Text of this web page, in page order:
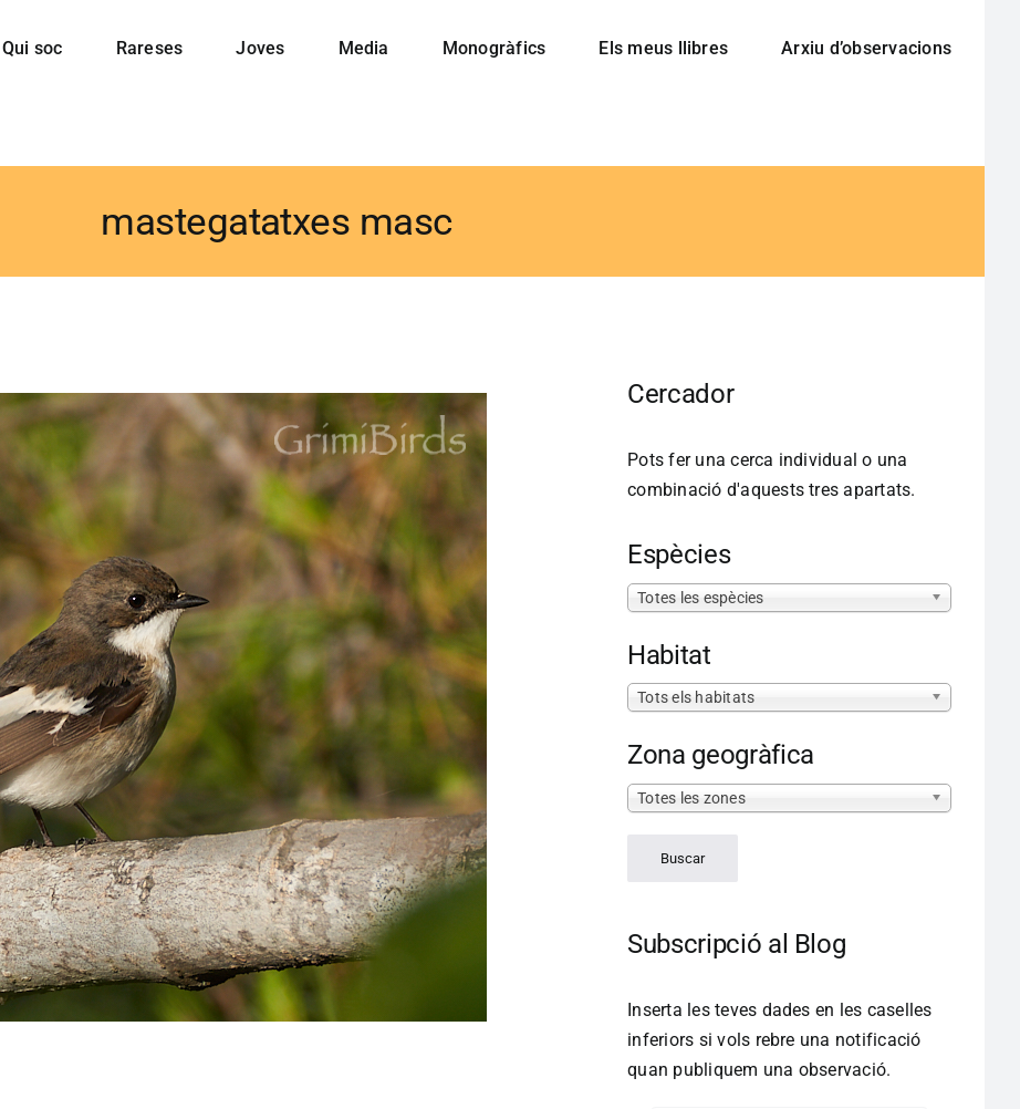
Qui soc Rareses Joves Media Monogràfics Els meus llibres Arxiu d’observacions
mastegatatxes masc
Cercador
Pots fer una cerca individual o una
combinació d'aquests tres apartats.
Espècies
Totes les espècies
Habitat
Tots els habitats
Zona geogràfica
Totes les zones
Subscripció al Blog
Inserta les teves dades en les caselles
inferiors si vols rebre una notificació
quan publiquem una observació.